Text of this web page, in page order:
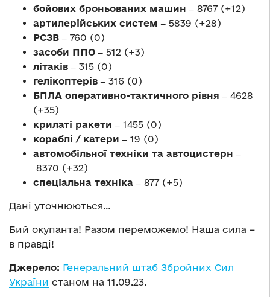
бойових броньованих машин ‒ 8767 (+12)
артилерійських систем ‒ 5839 (+28)
РСЗВ ‒ 760 (0)
засоби ППО ‒ 512 (+3)
літаків ‒ 315 (0)
гелікоптерів ‒ 316 (0)
БПЛА оперативно-тактичного рівня ‒ 4628
(+35)
крилаті ракети ‒ 1455 (0)
кораблі / катери ‒ 19 (0)
автомобільної техніки та автоцистерн ‒
8370 (+32)
спеціальна техніка ‒ 877 (+5)
Дані уточнюються…
Бий окупанта! Разом переможемо! Наша сила –
в правді!
Джерело: Генеральний штаб Збройних Сил
України станом на 11.09.23.